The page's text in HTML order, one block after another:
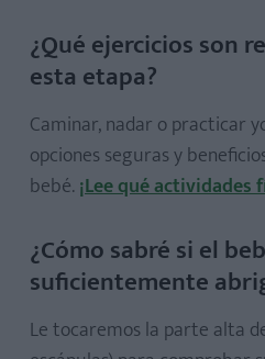
¿Qué ejercicios son
esta etapa?
Caminar, nadar o practicar
opciones seguras y
bebé. ¡Lee qué
¿Cómo sabré si el
suficientemente
Le tocaremos la parte alta